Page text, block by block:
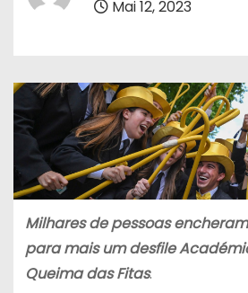
Mai 12, 2023
Milhares de pessoas
para mais um desfile
Queima das Fitas.